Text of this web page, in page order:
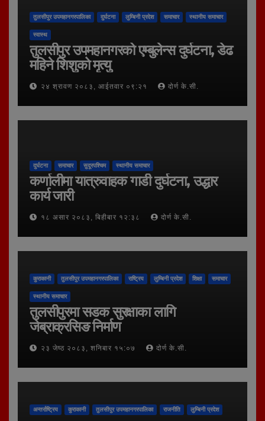
तुलसीपुर उपमहानगरपालिका दुर्घटना लुम्बिनी प्रदेश समाचार स्थानीय समाचार
स्वास्थ
तुलसीपुर उपमहानगरको एम्बुलेन्स दुर्घटना, डेढ
महिने शिशुको मृत्यु
२४ श्रावण २०८३, आईतवार ०९:२१ दोर्ण के.सी.
दुर्घटना समाचार सुदूरपश्चिम स्थानीय समाचार
कर्णालीमा यात्रुवाहक गाडी दुर्घटना, उद्धार
कार्य जारी
१८ असार २०८३, बिहीबार १२:३८ दोर्ण के.सी.
कुराकानी तुलसीपुर उपमहानगरपालिका राष्ट्रिय लुम्बिनी प्रदेश शिक्षा समाचार
स्थानीय समाचार
तुलसीपुरमा सडक सुरक्षाका लागि
जेब्राक्रसिङ निर्माण
२३ जेष्ठ २०८३, शनिबार १५:०७ दोर्ण के.सी.
अन्तर्राष्ट्रिय कुराकानी तुलसीपुर उपमहानगरपालिका राजनीति लुम्बिनी प्रदेश